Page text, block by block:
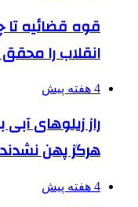
قوه قضائیه تا
انقلاب را
4 هفته پیش
راز زیلوهای
هرگز پهن
4 هفته پیش